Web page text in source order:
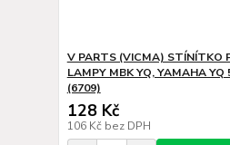
V PARTS (VICMA) STÍNÍTKO
LAMPY MBK YQ, YAMAHA
(6709)
128 Kč
106 Kč bez DPH